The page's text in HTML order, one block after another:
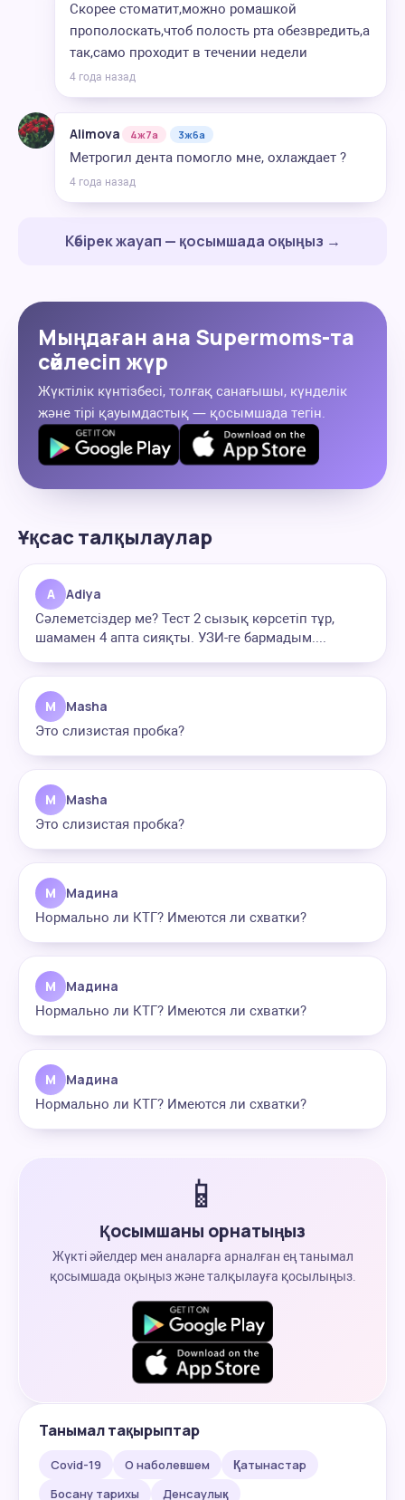
Скорее стоматит,можно ромашкой
прополоскать,чтоб полость рта обезвредить,а
так,само проходит в течении недели
4 года назад
Alimova 4ж7а 3ж6а
Метрогил дента помогло мне, охлаждает ?
4 года назад
Көбірек жауап — қосымшада оқыңыз →
Мыңдаған ана Supermoms-та
сөйлесіп жүр
Жүктілік күнтізбесі, толғақ санағышы, күнделік
және тірі қауымдастық — қосымшада тегін.
Ұқсас талқылаулар
A Adiya
Сәлеметсіздер ме? Тест 2 сызық көрсетіп тұр,
шамамен 4 апта сияқты. УЗИ-ге бармадым....
M Masha
Это слизистая пробка?
M Masha
Это слизистая пробка?
М Мадина
Нормально ли КТГ? Имеются ли схватки?
М Мадина
Нормально ли КТГ? Имеются ли схватки?
М Мадина
Нормально ли КТГ? Имеются ли схватки?
📱
Қосымшаны орнатыңыз
Жүкті әйелдер мен аналарға арналған ең танымал
қосымшада оқыңыз және талқылауға қосылыңыз.
Танымал тақырыптар
Covid-19 О наболевшем
Қатынастар
Босану тарихы
Денсаулық